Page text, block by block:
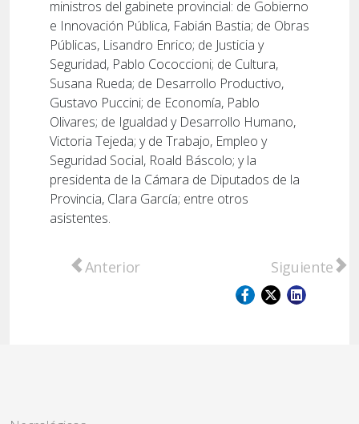
ministros del gabinete provincial: de Gobierno
e Innovación Pública, Fabián Bastia; de Obras
Públicas, Lisandro Enrico; de Justicia y
Seguridad, Pablo Cococcioni; de Cultura,
Susana Rueda; de Desarrollo Productivo,
Gustavo Puccini; de Economía, Pablo
Olivares; de Igualdad y Desarrollo Humano,
Victoria Tejeda; y de Trabajo, Empleo y
Seguridad Social, Roald Báscolo; y la
presidenta de la Cámara de Diputados de la
Provincia, Clara García; entre otros
asistentes.
Artículo anterior: Con la presencia del
Anterior Artículo
Siguiente